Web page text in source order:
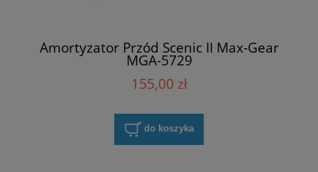
Amortyzator Przód Scenic II Max-Gear
MGA-5729
155,00 zł
do koszyka